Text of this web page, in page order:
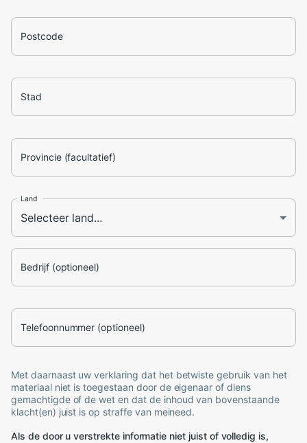
Postcode
Stad
Provincie (facultatief)
Land
Bedrijf (optioneel)
Telefoonnummer (optioneel)
Met daarnaast uw verklaring dat het betwiste gebruik van het
materiaal niet is toegestaan door de eigenaar of diens
gemachtigde of de wet en dat de inhoud van bovenstaande
klacht(en) juist is op straffe van meineed.
Als de door u verstrekte informatie niet juist of volledig is,